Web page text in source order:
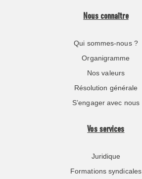
Nous connaître
Qui sommes-nous ?
Organigramme
Nos valeurs
Résolution générale
S’engager avec nous
Vos services
Juridique
Formations syndicales